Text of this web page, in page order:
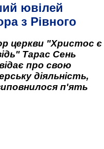
ювілей
з Рівного
церкви "Христос є
Тарас Сень
про свою
діяльність,
п'ять